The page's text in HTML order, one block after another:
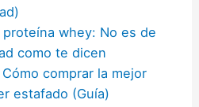
proteína whey: No es de
como te dicen
comprar la mejor
estafado (Guía)